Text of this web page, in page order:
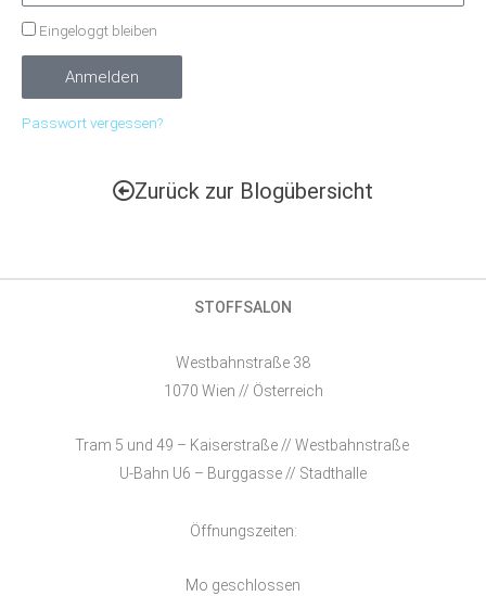
Eingeloggt bleiben
Anmelden
Passwort vergessen?
Zurück zur Blogübersicht
STOFFSALON
Westbahnstraße 38
1070 Wien // Österreich
Tram 5 und 49 – Kaiserstraße // Westbahnstraße
U-Bahn U6 – Burggasse // Stadthalle
Öffnungszeiten:
Mo geschlossen